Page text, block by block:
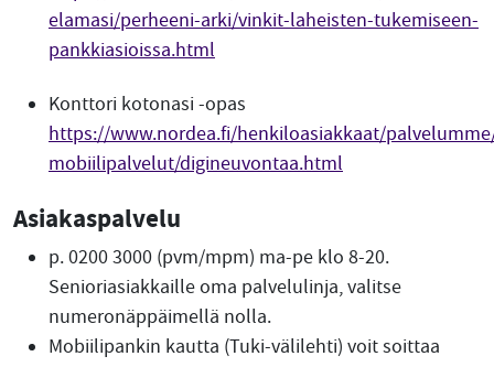
elamasi/perheeni-arki/vinkit-laheisten-tukemiseen-
pankkiasioissa.html
Konttori kotonasi -opas
https://www.nordea.fi/henkiloasiakkaat/
mobiilipalvelut/digineuvontaa.html
Asiakaspalvelu
p. 0200 3000 (pvm/mpm) ma-pe klo 8-20.
Senioriasiakkaille oma palvelulinja, valitse
numeronäppäimellä nolla.
Mobiilipankin kautta (Tuki-välilehti) voit soittaa